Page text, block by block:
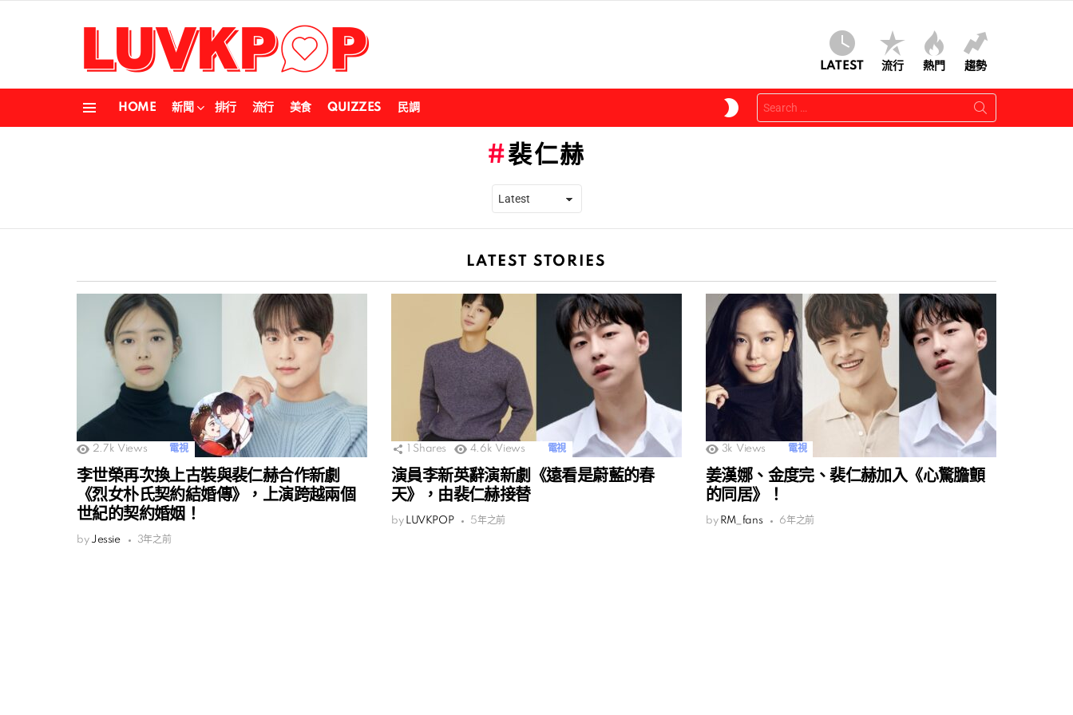
LATEST 流行 熱門 趨勢
HOME 新聞 排行 流行 美食 QUIZZES 民調
SKIN
Search
for:
裴仁赫
LATEST STORIES
2.7k Views 電視
李世榮再次換上古裝與裴仁赫合作新劇
《烈女朴氏契約結婚傳》，上演跨越兩個
世紀的契約婚姻！
by Jessie 3年之前
Shares 4.6k Views 電視
演員李新英辭演新劇《遠看是蔚藍的春
天》，由裴仁赫接替
by LUVKPOP 5年之前
3k Views 電視
姜漢娜、金度完、裴仁赫加入《心驚膽顫
的同居》！
by RM_fans 6年之前